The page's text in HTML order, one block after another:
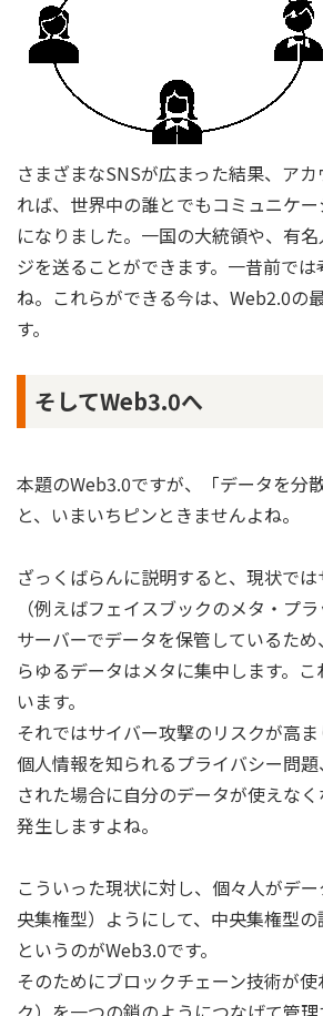
さまざまなSNSが広まった結果、ア
れば、世界中の誰とでもコミュニケ
になりました。一国の大統領や、有
ジを送ることができます。一昔前で
ね。これらができる今は、Web2.0の
す。
そしてWeb3.0へ
本題のWeb3.0ですが、「データを分
と、いまいちピンときませんよね。
ざっくばらんに説明すると、現状で
（例えばフェイスブックのメタ・プ
サーバーでデータを保管しているた
らゆるデータはメタに集中します。
います。
それではサイバー攻撃のリスクが高
個人情報を知られるプライバシー問
された場合に自分のデータが使えな
発生しますよね。
こういった現状に対し、個々人がデ
央集権型）ようにして、中央集権型
というのがWeb3.0です。
そのためにブロックチェーン技術が